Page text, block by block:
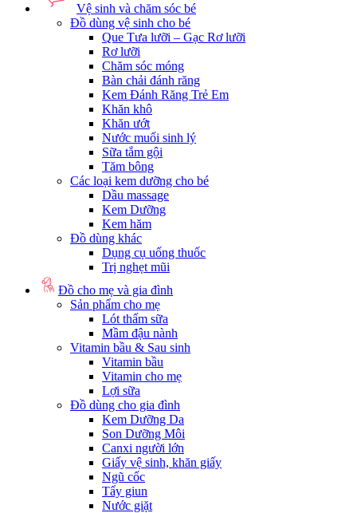
Vệ sinh và chăm sóc bé
Đồ dùng vệ sinh cho bé
Que Tưa lưỡi – Gạc Rơ lưỡi
Rơ lưỡi
Chăm sóc móng
Bàn chải đánh răng
Kem Đánh Răng Trẻ Em
Khăn khô
Khăn ướt
Nước muối sinh lý
Sữa tắm gội
Tăm bông
Các loại kem dưỡng cho bé
Dầu massage
Kem Dưỡng
Kem hăm
Đồ dùng khác
Dụng cụ uống thuốc
Trị nghẹt mũi
Đồ cho mẹ và gia đình
Sản phẩm cho mẹ
Lót thấm sữa
Mầm đậu nành
Vitamin bầu & Sau sinh
Vitamin bầu
Vitamin cho mẹ
Lợi sữa
Đồ dùng cho gia đình
Kem Dưỡng Da
Son Dưỡng Môi
Canxi người lớn
Giấy vệ sinh, khăn giấy
Ngũ cốc
Tẩy giun
Nước giặt